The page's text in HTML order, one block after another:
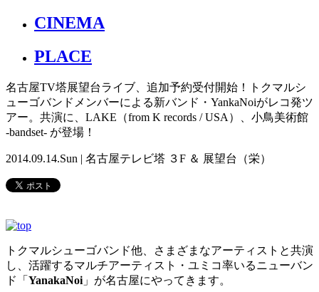
CINEMA
PLACE
名古屋TV塔展望台ライブ、追加予約受付開始！トクマルシ
ューゴバンドメンバーによる新バンド・YankaNoiがレコ発ツ
アー。共演に、LAKE（from K records / USA）、小鳥美術館
-bandset- が登場！
2014.09.14.Sun | 名古屋テレビ塔 ３F ＆ 展望台（栄）
トクマルシューゴバンド他、さまざまなアーティストと共演
し、活躍するマルチアーティスト・ユミコ率いるニューバン
ド「 YanakaNoi 」が名古屋にやってきます。